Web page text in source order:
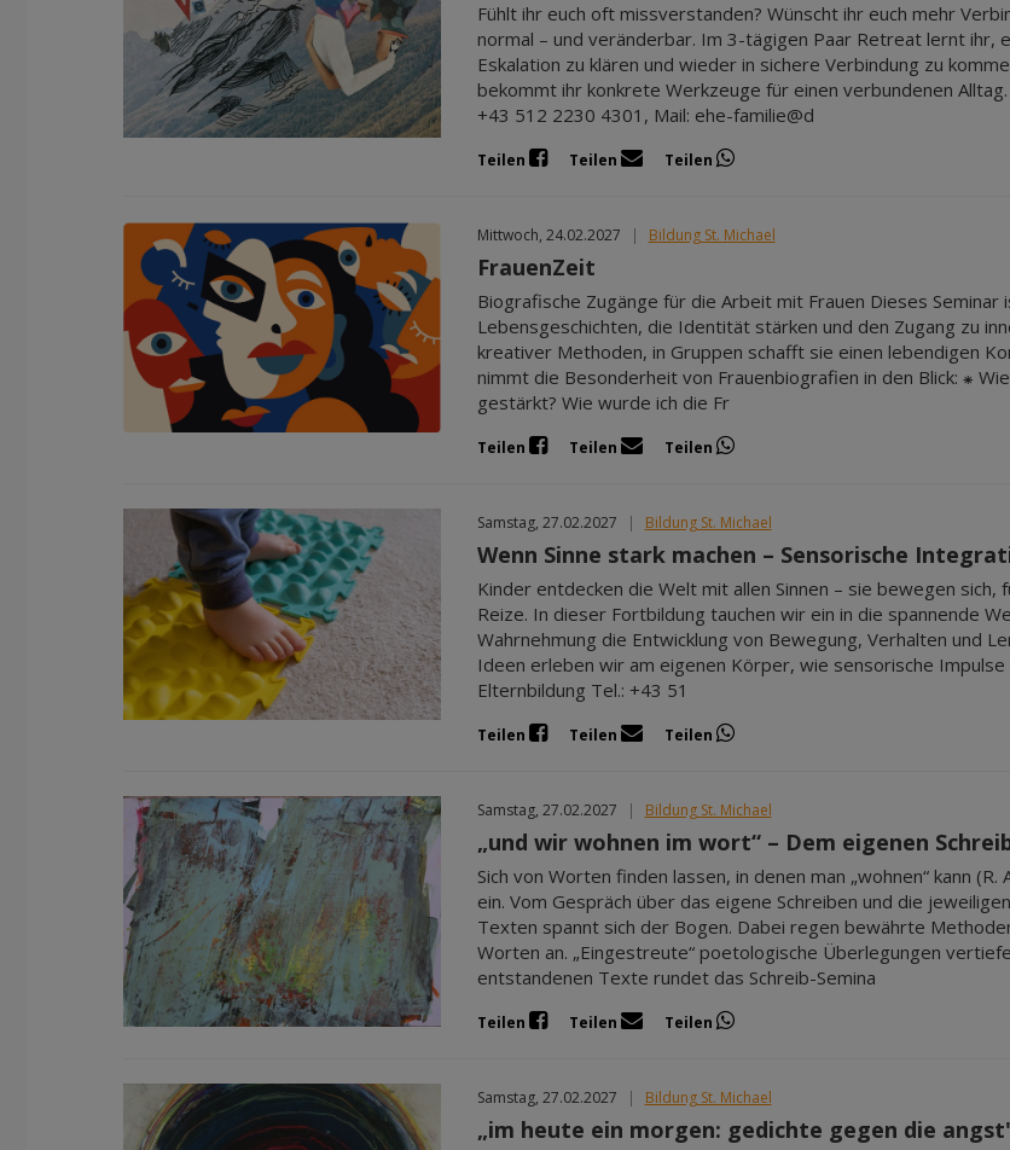
Fühlt ihr euch oft missverstanden? Wünscht ihr euch mehr
normal – und veränderbar. Im 3-tägigen Paar Retreat lernt
Eskalation zu klären und wieder in sichere Verbindung zu
bekommt ihr konkrete Werkzeuge für einen verbundenen
+43 512 2230 4301, Mail: ehe-familie@d
Teilen Teilen Teilen
Mittwoch, 24.02.2027 | Bildung St. Michael
FrauenZeit
Biografische Zugänge für die Arbeit mit Frauen Dieses
Lebensgeschichten, die Identität stärken und den Zugang zu
kreativer Methoden, in Gruppen schafft sie einen lebendigen
nimmt die Besonderheit von Frauenbiografien in den Blick: ⁕
gestärkt? Wie wurde ich die Fr
Teilen Teilen Teilen
Samstag, 27.02.2027 | Bildung St. Michael
Wenn Sinne stark machen – Sensorische
Kinder entdecken die Welt mit allen Sinnen – sie bewegen
Reize. In dieser Fortbildung tauchen wir ein in die spannende
Wahrnehmung die Entwicklung von Bewegung, Verhalten und
Ideen erleben wir am eigenen Körper, wie sensorische
Elternbildung Tel.: +43 51
Teilen Teilen Teilen
Samstag, 27.02.2027 | Bildung St. Michael
„und wir wohnen im wort“ – Dem eigenen
Sich von Worten finden lassen, in denen man „wohnen“ kann
ein. Vom Gespräch über das eigene Schreiben und die
Texten spannt sich der Bogen. Dabei regen bewährte
Worten an. „Eingestreute“ poetologische Überlegungen
entstandenen Texte rundet das Schreib-Semina
Teilen Teilen Teilen
Samstag, 27.02.2027 | Bildung St. Michael
„im heute ein morgen: gedichte gegen die